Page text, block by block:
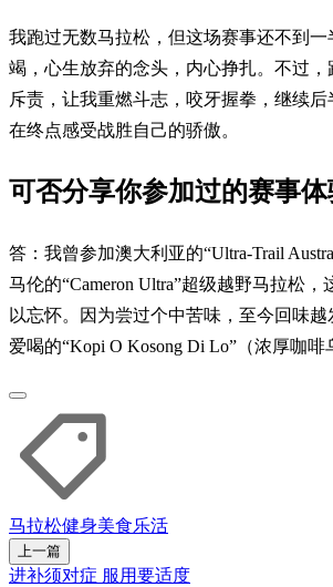
我跑过无数马拉松，但这场赛事还不到一
竭，心生放弃的念头，内心挣扎。不过
斥责，让我重燃斗志，咬牙握拳，继续
在终点感受战胜自己的骄傲。
可否分享你参加过的赛事体
答：我曾参加澳大利亚的“Ultra-Trail
马伦的“Cameron Ultra”超级越野马拉松
以忘怀。因为尝过个中苦味，至今回味
爱喝的“Kopi O Kosong Di Lo”（浓厚咖啡
马拉松健身美食乐活
上一篇
进补须对症 服用要适度